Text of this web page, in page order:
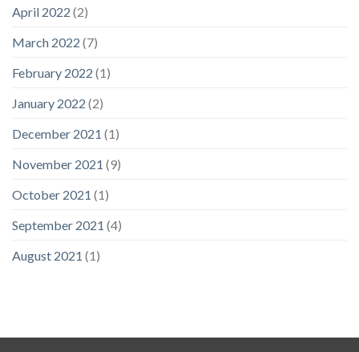
April 2022 (2)
March 2022 (7)
February 2022 (1)
January 2022 (2)
December 2021 (1)
November 2021 (9)
October 2021 (1)
September 2021 (4)
August 2021 (1)